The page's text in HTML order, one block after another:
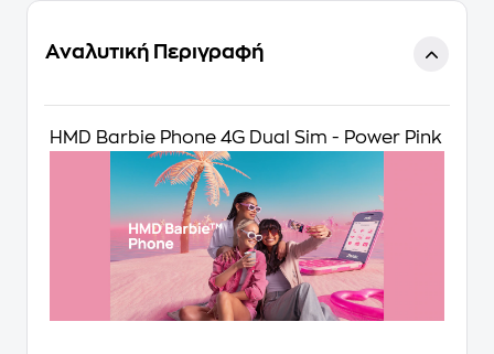
Αναλυτική Περιγραφή
HMD Barbie Phone 4G Dual Sim - Power Pink